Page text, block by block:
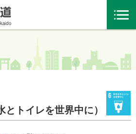
とトイレを世界中に）